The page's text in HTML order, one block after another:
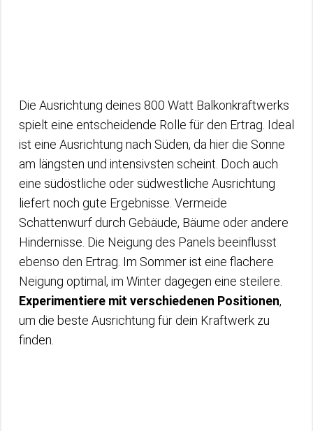
Die Ausrichtung deines 800 Watt Balkonkraftwerks
spielt eine entscheidende Rolle für den Ertrag. Ideal
ist eine Ausrichtung nach Süden, da hier die Sonne
am längsten und intensivsten scheint. Doch auch
eine südöstliche oder südwestliche Ausrichtung
liefert noch gute Ergebnisse. Vermeide
Schattenwurf durch Gebäude, Bäume oder andere
Hindernisse. Die Neigung des Panels beeinflusst
ebenso den Ertrag. Im Sommer ist eine flachere
Neigung optimal, im Winter dagegen eine steilere.
Experimentiere mit verschiedenen Positionen,
um die beste Ausrichtung für dein Kraftwerk zu
finden.